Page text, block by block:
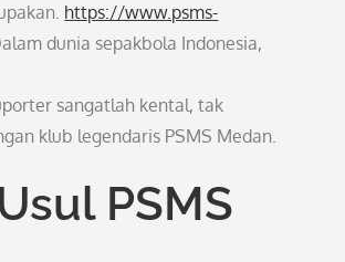
https://www.psms-
dunia sepakbola Indonesia,
sangatlah kental, tak
klub legendaris PSMS Medan.
PSMS